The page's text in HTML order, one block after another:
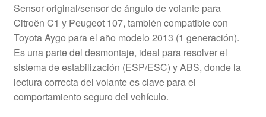
Sensor original/sensor de ángulo de volante para
Citroën C1 y Peugeot 107, también compatible con
Toyota Aygo para el año modelo 2013 (1 generación).
Es una parte del desmontaje, ideal para resolver el
sistema de estabilización (ESP/ESC) y ABS, donde la
lectura correcta del volante es clave para el
comportamiento seguro del vehículo.